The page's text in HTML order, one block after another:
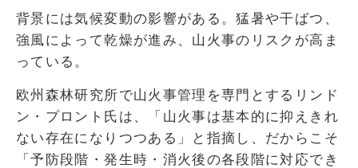
背景には気候変動の影響がある。猛暑や干ばつ、
強風によって乾燥が進み、山火事のリスクが高ま
っている。
欧州森林研究所で山火事管理を専門とするリンド
ン・プロント氏は、「山火事は基本的に抑えきれ
ない存在になりつつある」と指摘し、だからこそ
「予防段階・発生時・消火後の各段階に対応でき